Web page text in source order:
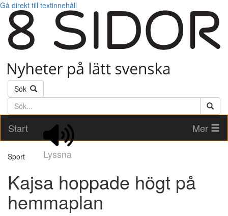
Gå direkt till textinnehåll
Sök
Söktext
Start
Lyssna
Mer
Sport
Kajsa hoppade högt på
hemmaplan